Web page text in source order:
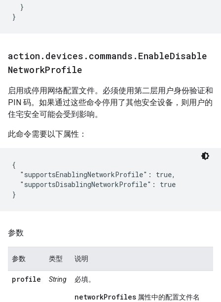
  }
}
action . devices . commands . EnableDisable
NetworkProfile
启用或停用网络配置文件。必须使用第二层用户身份验证和
PIN 码。如果通过这些命令停用了其他安全设备，则用户的
住宅安全可能会受到影响。
此命令需要以下属性：
{
  "supportsEnablingNetworkProfile": true,
  "supportsDisablingNetworkProfile": true
参数
参数 类型 说明
profile String 必填。
networkProfiles 属性中的配置文件名